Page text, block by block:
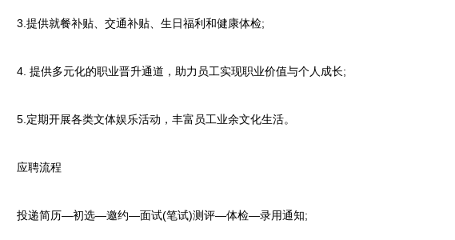
3.提供就餐补贴、交通补贴、生日福利和健康体检;
4. 提供多元化的职业晋升通道，助力员工实现职业价值与个人成长;
5.定期开展各类文体娱乐活动，丰富员工业余文化生活。
应聘流程
投递简历—初选—邀约—面试(笔试)测评—体检—录用通知;